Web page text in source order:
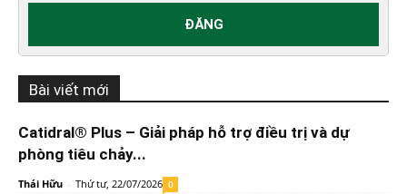
Bài viết mới
Catidral® Plus – Giải pháp hỗ trợ điều trị và dự
phòng tiêu chảy...
Thái Hữu - Thứ tư, 22/07/2026 0